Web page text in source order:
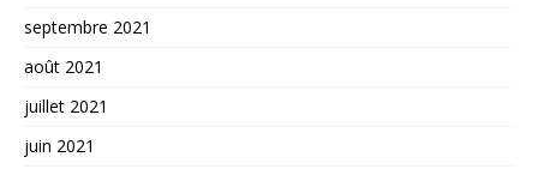
septembre 2021
août 2021
juillet 2021
juin 2021